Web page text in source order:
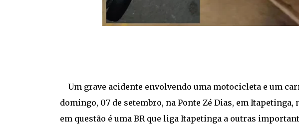
Um grave acidente envolvendo uma motocicleta e um
domingo, 07 de setembro, na Ponte Zé Dias, em Itapetinga,
em questão é uma BR que liga Itapetinga a outras